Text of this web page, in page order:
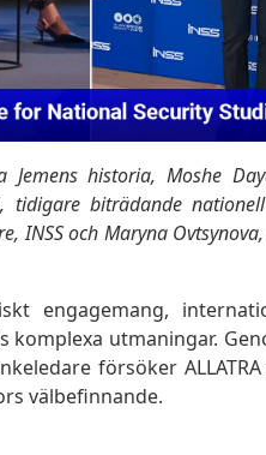
historia, Moshe
tidigare biträdande
INSS och Maryna
engagemang,
utmaningar.
försöker
välbefinnande.